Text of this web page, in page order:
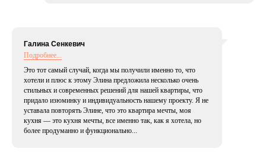
Галина Сенкевич
Подробнее...
Это тот самый случай, когда мы получили именно то, что
хотели и плюс к этому Элина предложила несколько очень
стильных и современных решений для нашей квартиры, что
придало изюминку и индивидуальность нашему проекту. Я не
уставала повторять Элине, что это квартира мечты, моя
кухня — это кухня мечты, все именно так, как я хотела, но
более продуманно и функционально...